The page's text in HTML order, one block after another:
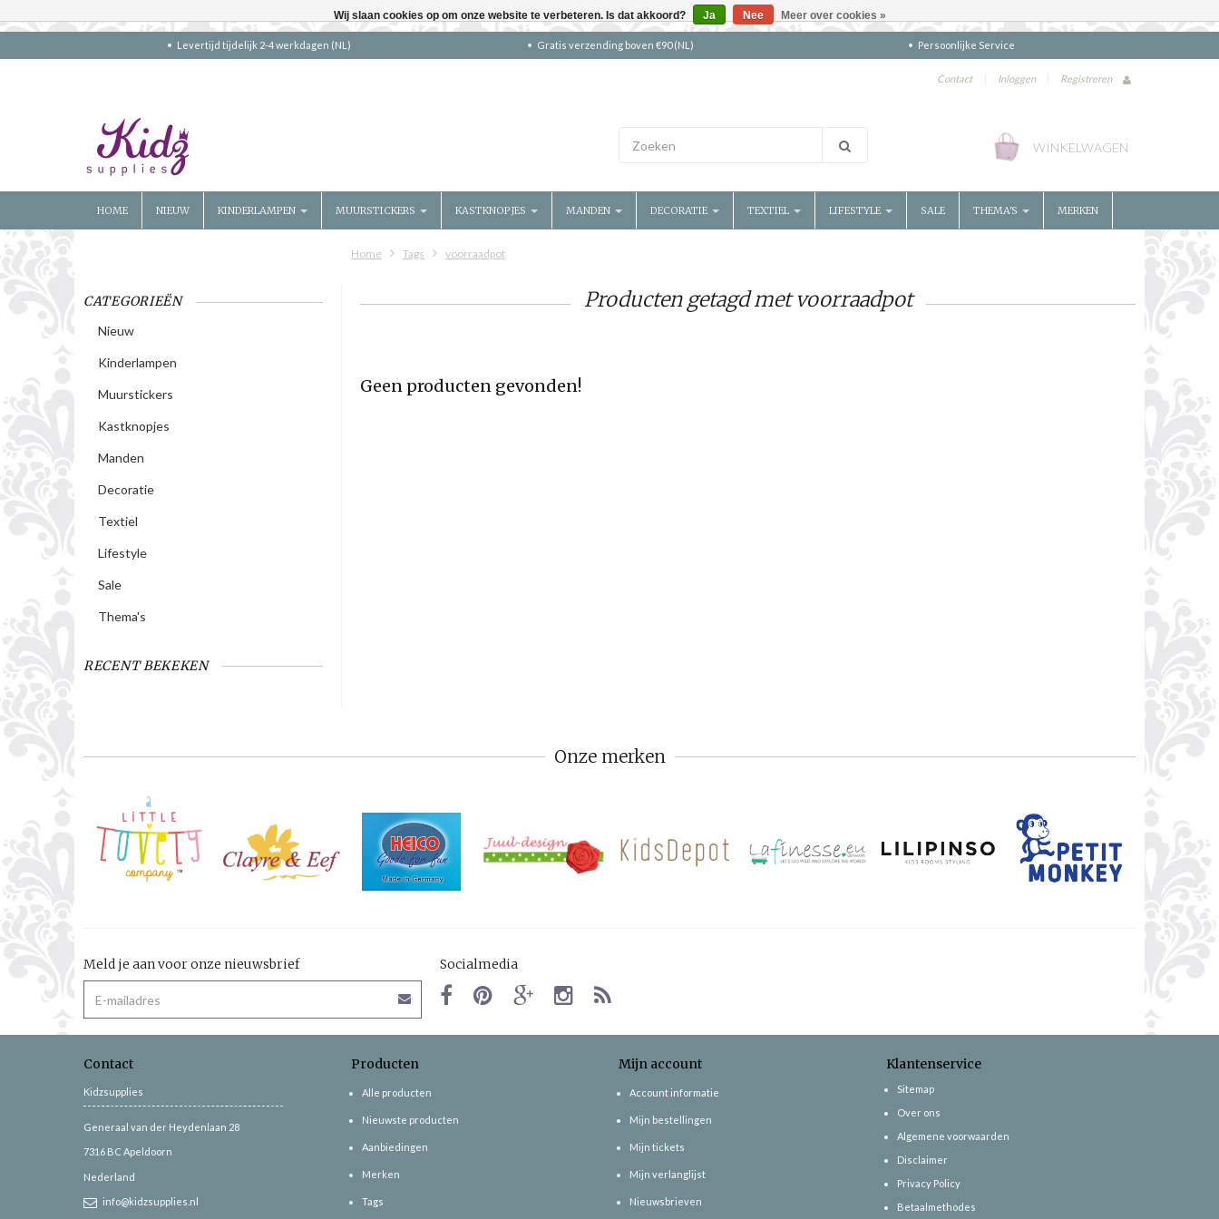
Levertijd tijdelijk 2-4 werkdagen (NL) Gratis verzending boven €90 (NL) Persoonlijke Service
Contact | Inloggen | Registreren
WINKELWAGEN
HOME NIEUW KINDERLAMPEN MUURSTICKERS KASTKNOPJES MANDEN DECORATIE TEXTIEL LIFESTYLE SALE THEMA'S MERKEN
Home Tags voorraadpot
CATEGORIEËN
Nieuw
Kinderlampen
Muurstickers
Kastknopjes
Manden
Decoratie
Textiel
Lifestyle
Sale
Thema's
RECENT BEKEKEN
Producten getagd met voorraadpot
Geen producten gevonden!
Onze merken
Meld je aan voor onze nieuwsbrief Socialmedia
Contact
Kidzsupplies
Generaal van der Heydenlaan 28
7316 BC Apeldoorn
Nederland
info@kidzsupplies.nl
Producten
Alle producten
Nieuwste producten
Aanbiedingen
Merken
Tags
Mijn account
Account informatie
Mijn bestellingen
Mijn tickets
Mijn verlanglijst
Nieuwsbrieven
Klantenservice
Sitemap
Over ons
Algemene voorwaarden
Disclaimer
Privacy Policy
Betaalmethodes
Wij slaan cookies op om onze website te verbeteren. Is dat akkoord? Ja Nee Meer over cookies »